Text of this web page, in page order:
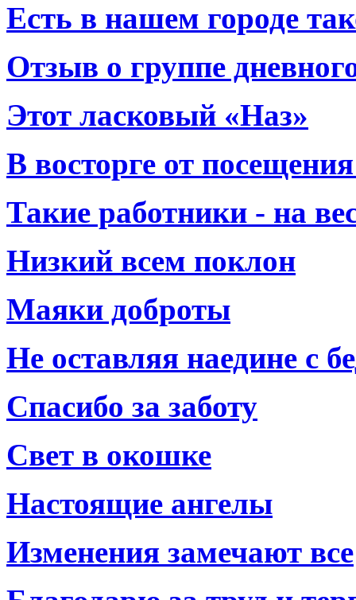
Есть в нашем городе
Отзыв о группе
Этот ласковый «Наз»
В восторге от
Такие работники - на
Низкий всем поклон
Маяки доброты
Не оставляя наедине с
Спасибо за заботу
Свет в окошке
Настоящие ангелы
Изменения замечают все